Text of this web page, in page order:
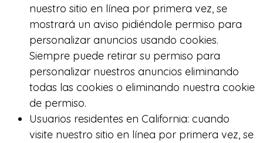
nuestro sitio en línea por primera vez, se
mostrará un aviso pidiéndole permiso para
personalizar anuncios usando cookies.
Siempre puede retirar su permiso para
personalizar nuestros anuncios eliminando
todas las cookies o eliminando nuestra cookie
de permiso.
Usuarios residentes en California: cuando
visite nuestro sitio en línea por primera vez, se